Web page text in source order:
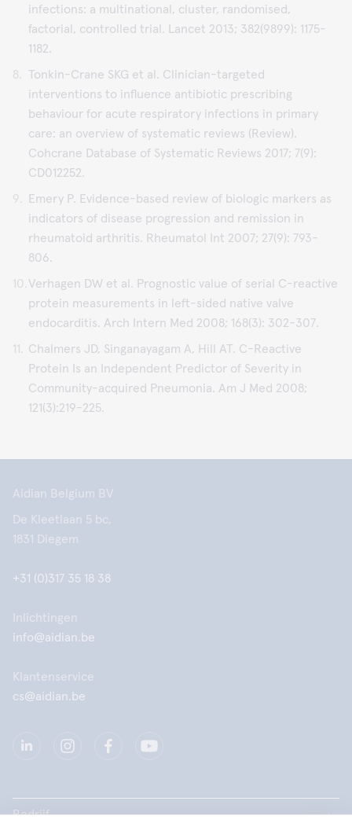
infections: a multinational, cluster, randomised,
factorial, controlled trial. Lancet 2013; 382(9899): 1175-
1182.
Tonkin-Crane SKG et al. Clinician-targeted
interventions to influence antibiotic prescribing
behaviour for acute respiratory infections in primary
care: an overview of systematic reviews (Review).
Cohcrane Database of Systematic Reviews 2017; 7(9):
CD012252.
Emery P. Evidence-based review of biologic markers as
indicators of disease progression and remission in
rheumatoid arthritis. Rheumatol Int 2007; 27(9): 793-
806.
Verhagen DW et al. Prognostic value of serial C-reactive
protein measurements in left-sided native valve
endocarditis. Arch Intern Med 2008; 168(3): 302-307.
Chalmers JD, Singanayagam A, Hill AT. C-Reactive
Protein Is an Independent Predictor of Severity in
Community-acquired Pneumonia. Am J Med 2008;
121(3):219-225.
Aidian Belgium BV
De Kleetlaan 5 bc,
1831 Diegem
+31 (0)317 35 18 38
Inlichtingen
info@aidian.be
Klantenservice
cs@aidian.be
Bedrijf